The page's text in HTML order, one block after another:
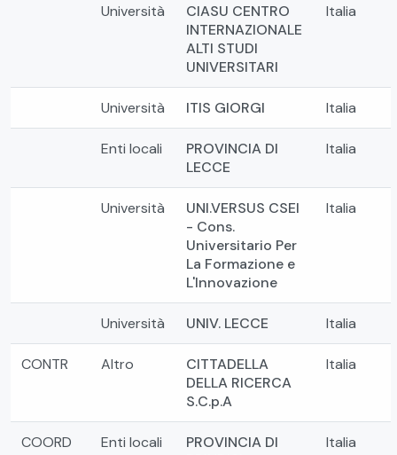
Università
CIASU CENTRO
INTERNAZIONALE
ALTI STUDI
UNIVERSITARI
Italia
Università ITIS GIORGI Italia
Enti locali
PROVINCIA DI
LECCE
Italia
Università
UNI.VERSUS CSEI
- Cons.
Universitario Per
La Formazione e
L'Innovazione
Italia
Università UNIV. LECCE Italia
CONTR Altro
CITTADELLA
DELLA RICERCA
S.C.p.A
Italia
COORD Enti locali
PROVINCIA DI
Italia